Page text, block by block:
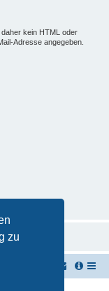
zu
kein HTML oder
Adresse angegeben.